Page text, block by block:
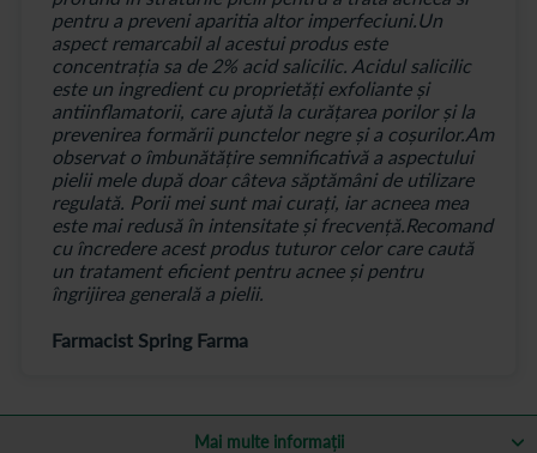
pentru a preveni aparitia altor imperfeciuni.Un
aspect remarcabil al acestui produs este
concentrația sa de 2% acid salicilic. Acidul salicilic
este un ingredient cu proprietăți exfoliante și
antiinflamatorii, care ajută la curățarea porilor și la
prevenirea formării punctelor negre și a coșurilor.Am
observat o îmbunătățire semnificativă a aspectului
pielii mele după doar câteva săptămâni de utilizare
regulată. Porii mei sunt mai curați, iar acneea mea
este mai redusă în intensitate și frecvență.Recomand
cu încredere acest produs tuturor celor care caută
un tratament eficient pentru acnee și pentru
îngrijirea generală a pielii.
Farmacist Spring Farma
Mai multe informații